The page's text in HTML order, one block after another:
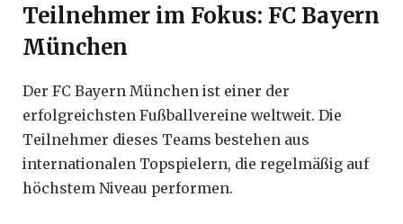
Teilnehmer im Fokus: FC Bayern
München
Der FC Bayern München ist einer der
erfolgreichsten Fußballvereine weltweit. Die
Teilnehmer dieses Teams bestehen aus
internationalen Topspielern, die regelmäßig auf
höchstem Niveau performen.